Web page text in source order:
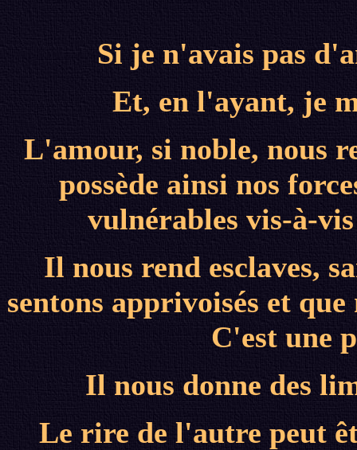
Si je n'avais pas
Et, en l'ayant, je
L'amour, si noble, nous
possède ainsi nos
vulnérables vis-à-
Il nous rend esclaves,
sentons apprivoisés et
C'est une
Il nous donne des
Le rire de l'autre peut